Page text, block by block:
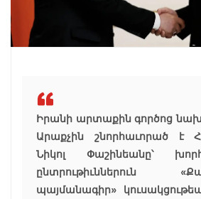
Իրանի արտաքին գործոց
Արաքչին շնորհաւորած է
Նիկոլ Փաշինեանը՝
ընտրութիւններուն
պայմանագիր»